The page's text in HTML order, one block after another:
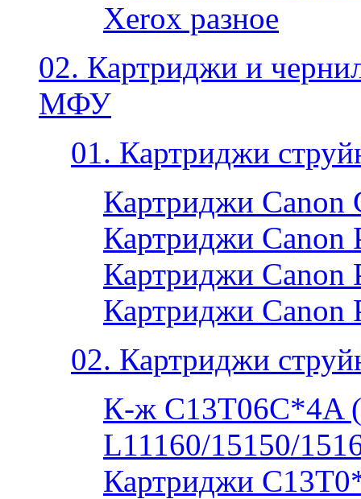
Xerox разное
02. Картриджи и
МФУ
01. Картриджи
Картриджи Canon
Картриджи Canon
Картриджи Canon
Картриджи Canon
02. Картриджи
К-ж
L11160/15150/
Картриджи